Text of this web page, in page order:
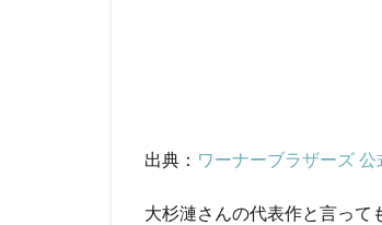
出典： ワーナーブラザーズ
大杉漣さんの代表作と言って